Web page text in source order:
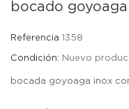
bocado
Referencia 1358
Condición: Nuevo
bocada goyoaga inox